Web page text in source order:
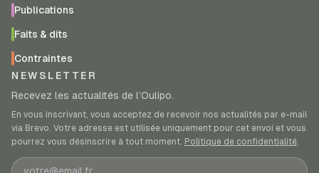
Publications
Faits & dits
Contraintes
NEWSLETTER
Recevez les actualités de l’Oulipo.
En vous inscrivant, vous acceptez de recevoir nos actualités par e-mail
via Brevo. Votre adresse est utilisée uniquement pour cet envoi et vous
pourrez vous désinscrire à tout moment. Politique de confidentialité.
Adresse e-mail